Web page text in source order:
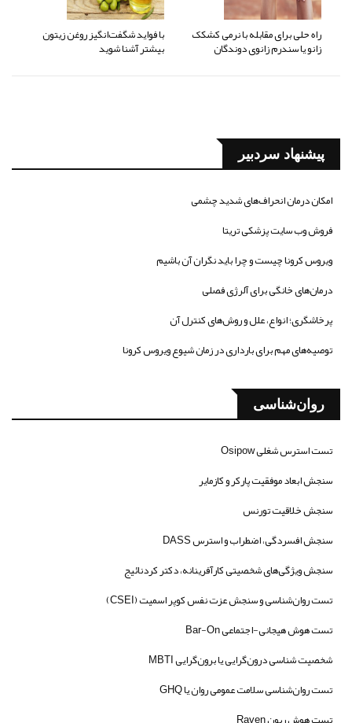
راه حلی برای مقابله با نرمی کشکک
زانو یا سندرم زانوی دوندگان
با فواید شگفت‌انگیز روغن زیتون
بیشتر آشنا شوید
پیشنهاد سردبیر
امکان درمان انحراف‌های شدید چشمی
فروش وب سایت پزشکی تریتا
ویروس کرونا چیست و چرا باید نگران آن باشیم
درمان‌های خانگی برای آلرژی فصلی
پرخاشگری؛ انواع، علل و روش‌های کنترل آن
توصیه‌های مهم برای بارداری در زمان شیوع ویروس کرونا
روان‌شناسی
تست استرس شغلی Osipow
سنجش ابعاد موفقیت پارکر و کازمایر
سنجش خلاقیت تورنس
سنجش افسردگی، اضطراب و استرس DASS
سنجش ویژگی‌های شخصیتی کارآفرینانه، دکتر کردنائیج
تست روان‌شناسی و سنجش عزت نفس کوپر اسمیت (CSEI)
تست هوش هیجانی-اجتماعی Bar-On
شخصیت شناسی درون‌گرایی یا برون‌گرایی MBTI
تست روان‌شناسی سلامت عمومی روان یا GHQ